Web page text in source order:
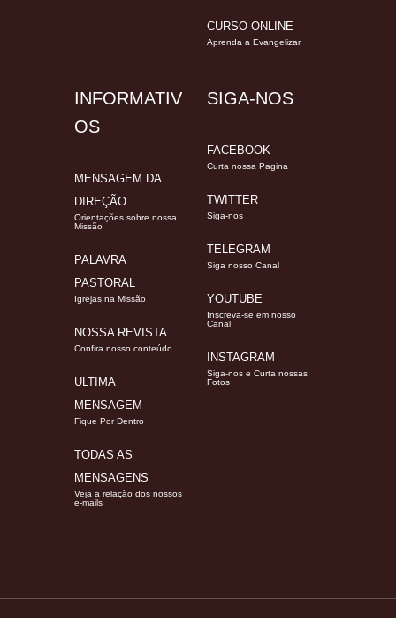
CURSO ONLINE
Aprenda a Evangelizar
INFORMATIV
OS
MENSAGEM DA
DIREÇÃO
Orientações sobre nossa
Missão
PALAVRA
PASTORAL
Igrejas na Missão
NOSSA REVISTA
Confira nosso conteúdo
ULTIMA
MENSAGEM
Fique Por Dentro
TODAS AS
MENSAGENS
Veja a relação dos nossos
e-mails
SIGA-NOS
FACEBOOK
Curta nossa Pagina
TWITTER
Siga-nos
TELEGRAM
Siga nosso Canal
YOUTUBE
Inscreva-se em nosso
Canal
INSTAGRAM
Siga-nos e Curta nossas
Fotos